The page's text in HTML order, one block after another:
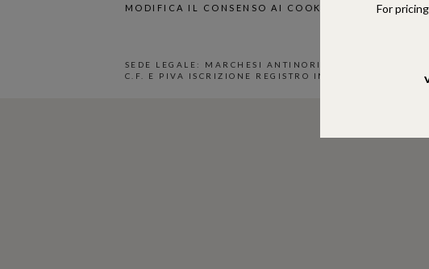
MODIFICA IL CONSENSO AI COOKIES
SEDE LEGALE: MARCHESI ANTINORI S.P.A - P.ZZA
C.F. E PIVA ISCRIZIONE REGISTRO IMPRESE
For